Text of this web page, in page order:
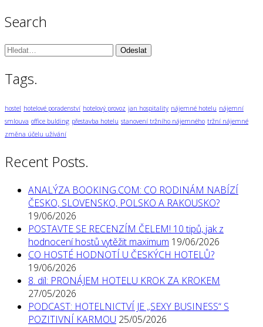
Search
Vyhledávání:
Tags.
hostel hotelové poradenství hotelový provoz jan hospitality nájemné hotelu nájemní
smlouva office bulding přestavba hotelu stanovení tržního nájemného tržní nájemné
změna účelu užívání
Recent Posts.
ANALÝZA BOOKING.COM: CO RODINÁM NABÍZÍ
ČESKO, SLOVENSKO, POLSKO A RAKOUSKO?
19/06/2026
POSTAVTE SE RECENZÍM ČELEM! 10 tipů, jak z
hodnocení hostů vytěžit maximum 19/06/2026
CO HOSTÉ HODNOTÍ U ČESKÝCH HOTELŮ?
19/06/2026
8. díl: PRONÁJEM HOTELU KROK ZA KROKEM
27/05/2026
PODCAST: HOTELNICTVÍ JE „SEXY BUSINESS“ S
POZITIVNÍ KARMOU 25/05/2026